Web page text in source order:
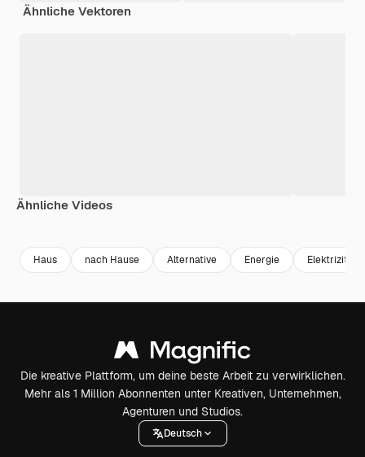
Ähnliche Vektoren
Ähnliche Videos
Haus nach Hause Alternative Energie Elektrizität
Die kreative Plattform, um deine beste Arbeit zu verwirklichen.
Mehr als 1 Million Abonnenten unter Kreativen, Unternehmen,
Agenturen und Studios.
Deutsch